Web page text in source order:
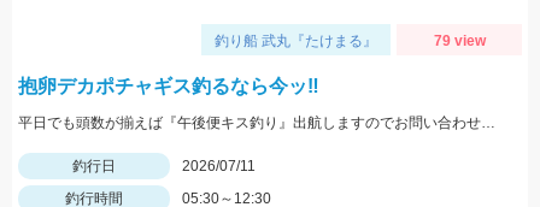
釣り船 武丸『たけまる』 79 view
抱卵デカポチャギス釣るなら今ッ‼︎
平日でも頭数が揃えば『午後便キス釣り』出航しますのでお問い合わせくださいねッ(^-^)
釣行日
2026/07/11
釣行時間
05:30～12:30